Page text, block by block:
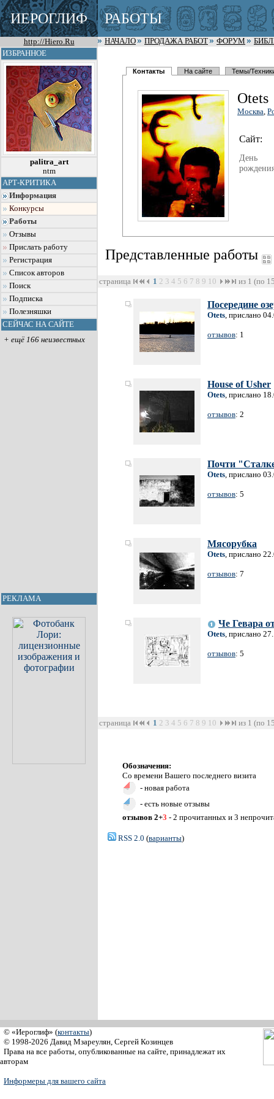
ИЕРОГЛИФ РАБОТЫ
http://Hiero.Ru НАЧАЛО ПРОДАЖА РАБОТ ФОРУМ
ИЗБРАННОЕ
palitra_art
ntm
АРТ-КРИТИКА
Информация
Конкурсы
Работы
Отзывы
Прислать работу
Регистрация
Список авторов
Поиск
Подписка
Полезняшки
СЕЙЧАС НА САЙТЕ
+ ещё 166 неизвестных
РЕКЛАМА
Контакты На сайте Темы/
Otets
Москва,
Сайт:
День
Представленные работы
страница 1 2 3 4 5 6 7 8 9 10 из 1 (по
Посередине
Otets, прислано
отзывов: 1
House of Usher
Otets, прислано
отзывов: 2
Почти
Otets, прислано
отзывов: 5
Мясорубка
Otets, прислано
отзывов: 7
Че Гевара
Otets, прислано
отзывов: 5
страница 1 2 3 4 5 6 7 8 9 10 из 1 (по
Обозначения:
Со времени Вашего последнего визита
- новая работа
- есть новые отзывы
отзывов 2+3 - 2 прочитанных и 3
RSS 2.0 (варианты)
© «Иероглиф» (контакты)
© 1998-2026 Давид Мзареулян, Сергей Козинцев
Права на все работы, опубликованные на сайте, принадлежат их
авторам
Информеры для вашего сайта